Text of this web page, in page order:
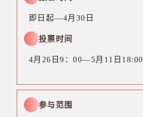
即日起—4月30日
投票时间
4月26日9：00—5月11日18:00
参与范围